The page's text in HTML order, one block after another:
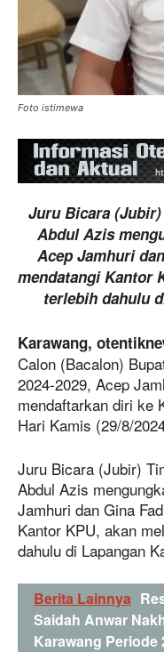
Foto istimewa
Juru Bicara (Jubir)
Abdul Azis
Acep Jamhuri
mendatangi Kantor
terlebih dahulu
Karawang,
Calon (Bacalon)
2024-2029, Acep
mendaftarkan diri ke
Hari Kamis (29/8/
Juru Bicara (Jubir)
Abdul Azis
Jamhuri dan Gina
Kantor KPU, akan
dahulu di Lapangan
Berita Lainnya
Saidah Anwar
Karawang Periode